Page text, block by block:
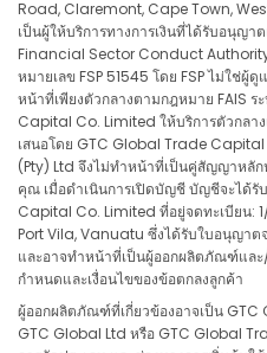
Road, Claremont, Cape Town,
เป็นผู้ให้บริการทางการเงินที่ได้รับอนุญ
Financial Sector Conduct
หมายเลข FSP 51545 โดย FSP ไม่ใช่
หน้าที่เพียงตัวกลางตามกฎหมาย FAIS
Capital Co. Limited ให้บริการตัวกลา
เสนอโดย GTC Global Trade
(Pty) Ltd จึงไม่ทำหน้าที่เป็นคู่สัญญาหลั
คุณ เมื่อดำเนินการเปิดบัญชี บัญชีจะได้
Capital Co. Limited ที่อยู่จดทะเบียน:
Port Vila, Vanuatu ซึ่งได้รับใบอนุญาต
และอาจทำหน้าที่เป็นผู้ออกผลิตภัณฑ์แล
กำหนดและเงื่อนไขของข้อตกลงลูกค้า
ผู้ออกผลิตภัณฑ์ที่เกี่ยวข้องอาจเป็น
GTC Global Ltd หรือ GTC Global